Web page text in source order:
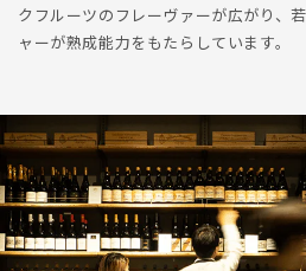
クフルーツのフレーヴァーが広がり、
ャーが熟成能力をもたらしています。